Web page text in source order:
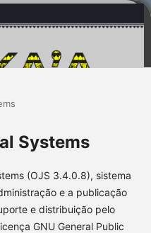
Systems
(OJS 3.4.0.8), sistema
e a publicação
e distribuição pelo
GNU General Public